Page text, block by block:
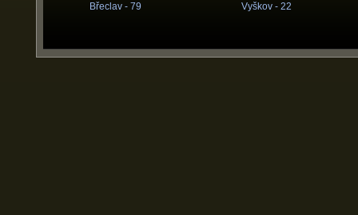
Břeclav - 79
Vyškov - 22